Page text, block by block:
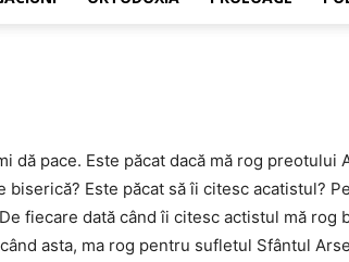
dă pace. Este păcat dacă mă rog preotului
biserică? Este păcat să îi citesc acatistul?
fiecare dată când îi citesc actistul mă rog
asta, ma rog pentru sufletul Sfântul